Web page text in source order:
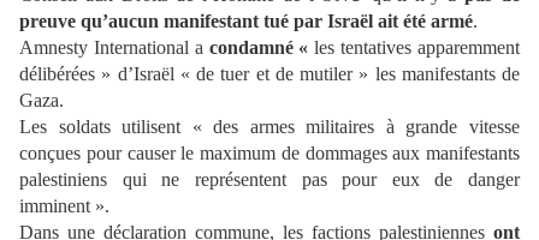
preuve qu’aucun manifestant tué par Israël ait été armé.
Amnesty International a condamné «les tentatives apparemment
délibérées » d’Israël « de tuer et de mutiler » les manifestants de
Gaza.
Les soldats utilisent « des armes militaires à grande vitesse
conçues pour causer le maximum de dommages aux manifestants
palestiniens qui ne représentent pas pour eux de danger
imminent ».
Dans une déclaration commune, les factions palestiniennes ont